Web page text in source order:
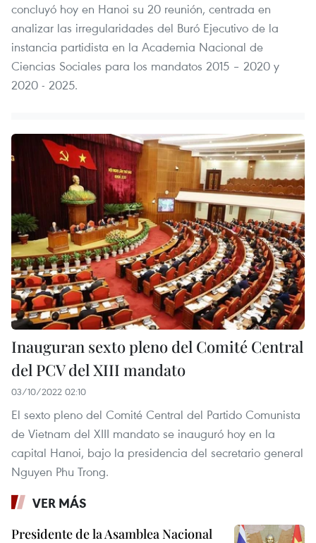
concluyó hoy en Hanoi su 20 reunión, centrada en
analizar las irregularidades del Buró Ejecutivo de la
instancia partidista en la Academia Nacional de
Ciencias Sociales para los mandatos 2015 – 2020 y
2020 - 2025.
Inauguran sexto pleno del Comité Central
del PCV del XIII mandato
03/10/2022 02:10
El sexto pleno del Comité Central del Partido Comunista
de Vietnam del XIII mandato se inauguró hoy en la
capital Hanoi, bajo la presidencia del secretario general
Nguyen Phu Trong.
VER MÁS
Presidente de la Asamblea Nacional